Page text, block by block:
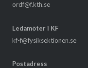
ordf@f.kth.se
Ledamöter i KF
kf-f@fysiksektionen.se
Postadress